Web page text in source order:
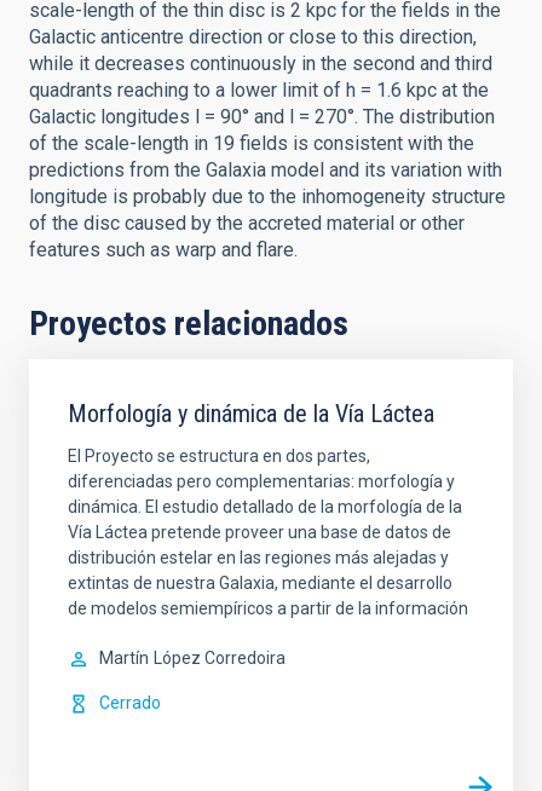
scale-length of the thin disc is 2 kpc for the fields in the
Galactic anticentre direction or close to this direction,
while it decreases continuously in the second and third
quadrants reaching to a lower limit of h = 1.6 kpc at the
Galactic longitudes l = 90° and l = 270°. The distribution
of the scale-length in 19 fields is consistent with the
predictions from the Galaxia model and its variation with
longitude is probably due to the inhomogeneity structure
of the disc caused by the accreted material or other
features such as warp and flare.
Proyectos relacionados
Morfología y dinámica de la Vía Láctea
El Proyecto se estructura en dos partes,
diferenciadas pero complementarias: morfología y
dinámica. El estudio detallado de la morfología de la
Vía Láctea pretende proveer una base de datos de
distribución estelar en las regiones más alejadas y
extintas de nuestra Galaxia, mediante el desarrollo
de modelos semiempíricos a partir de la información
Martín López Corredoira
Cerrado